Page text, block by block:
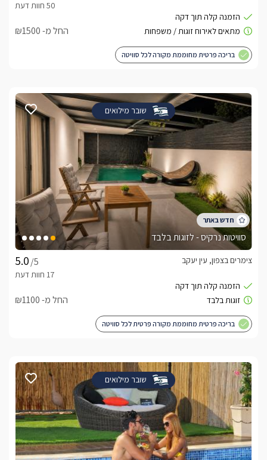
החל מ- ₪1500
בריכה פרטית מחוממת מקורה לכל סוויטה
שובר מילואים
סוויטות נרקיס - לזוגות בלבד
/5
צימרים בצפון, עין יעקב
החל מ- ₪1100
בריכה פרטית מחוממת מקורה פרטית לכל סוויטה
שובר מילואים